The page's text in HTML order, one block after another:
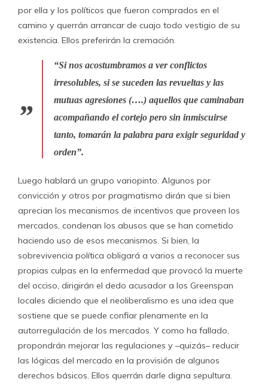
por ella y los políticos que fueron comprados en el
camino y querrán arrancar de cuajo todo vestigio de su
existencia. Ellos preferirán la cremación.
“Si nos acostumbramos a ver conflictos
irresolubles, si se suceden las revueltas y las
mutuas agresiones (….) aquellos que caminaban
acompañando el cortejo pero sin inmiscuirse
tanto, tomarán la palabra para exigir seguridad y
orden”.
Luego hablará un grupo variopinto. Algunos por
convicción y otros por pragmatismo dirán que si bien
aprecian los mecanismos de incentivos que proveen los
mercados, condenan los abusos que se han cometido
haciendo uso de esos mecanismos. Si bien, la
sobrevivencia política obligará a varios a reconocer sus
propias culpas en la enfermedad que provocó la muerte
del occiso, dirigirán el dedo acusador a los Greenspan
locales diciendo que el neoliberalismo es una idea que
sostiene que se puede confiar plenamente en la
autorregulación de los mercados. Y como ha fallado,
propondrán mejorar las regulaciones y –quizás– reducir
las lógicas del mercado en la provisión de algunos
derechos básicos. Ellos querrán darle digna sepultura.